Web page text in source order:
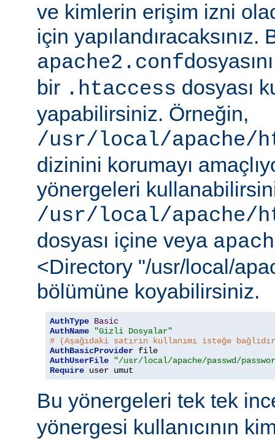
ve kimlerin erişim izni
için yapılandıracaksınız.
apache2.conf
bir .htaccess dosyası
yapabilirsiniz. Örneğin,
/usr/local/apache/
dizinini korumayı
yönergeleri
/usr/local/apache/
dosyası içine veya
<Directory "/usr/local/
bölümüne koyabilirsiniz.
AuthType Basic
AuthName
"Gizli Dosyalar"
# (Aşağıdaki satırın kullanımı isteğe
AuthBasicProvider
AuthUserFile
"/usr/local/apache/passwd/
Require user umut
Bu yönergeleri tek tek
yönergesi kullanıcının